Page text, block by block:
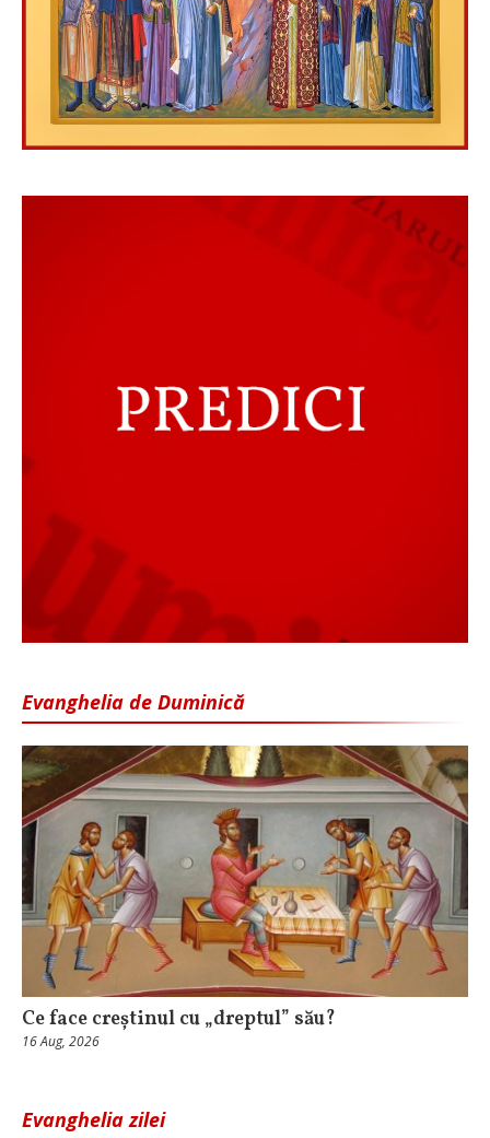
Evanghelia de Duminică
Ce face creștinul cu „dreptul” său?
16 Aug, 2026
Evanghelia zilei